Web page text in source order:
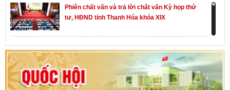
Phiên chất vấn và trả lời chất vấn Kỳ họp thứ
tư, HĐND tỉnh Thanh Hóa khóa XIX
Khai mạc kỳ họp thứ Nhất, Quốc hội khóa XVI
Hướng dẫn quy trình bỏ phiếu bầu cử ĐBQH